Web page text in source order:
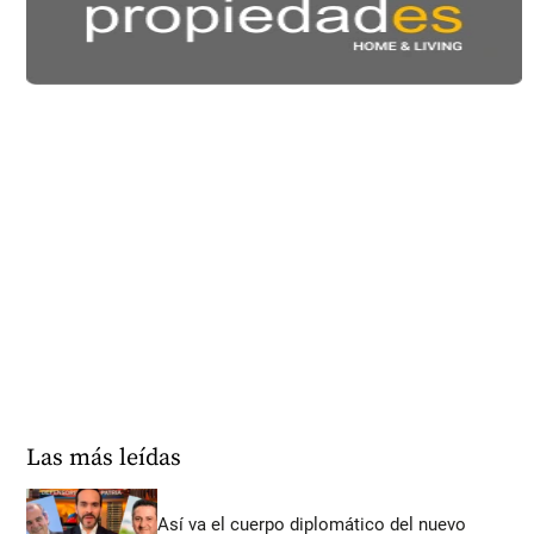
Las más leídas
Así va el cuerpo diplomático del nuevo